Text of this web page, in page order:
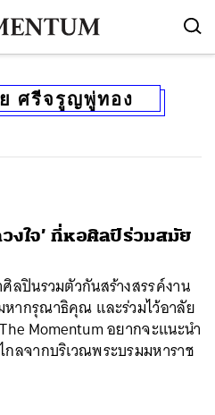
ศรีจรูญพู่ทอง
งใจ’ ที่หอศิลป์ร่วมสมัย
ลปินรวมตัวกันสร้างสรรค์งาน
ากรุณาธิคุณ เเละร่วมไว้อาลัย
Momentum อยากจะแนะนำ
ลจากบริเวณพระบรมมหาราช